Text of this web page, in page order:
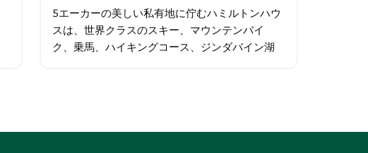
5エーカーの美しい私有地に佇むハミルトンハウ
スは、世界クラスのスキー、マウンテンバイ
ク、乗馬、ハイキングコース、ジンダバイン湖